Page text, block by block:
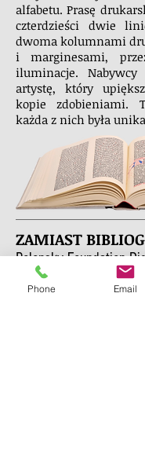
alfabetu. Prasę
czterdzieści dwie
dwoma kolumnami
i marginesami,
iluminacje.
artystę, który
kopie zdobieniami.
każda z nich była
ZAMIAST
Polonsky Foundation
Phone Email